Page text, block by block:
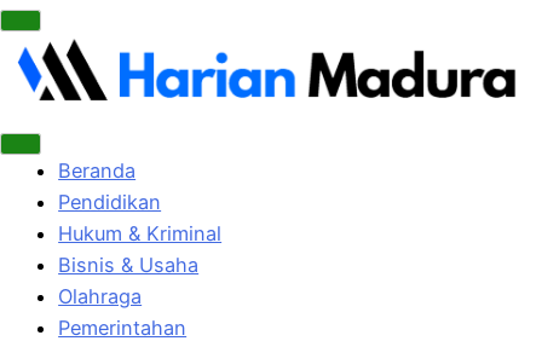
Beranda
Pendidikan
Hukum & Kriminal
Bisnis & Usaha
Olahraga
Pemerintahan